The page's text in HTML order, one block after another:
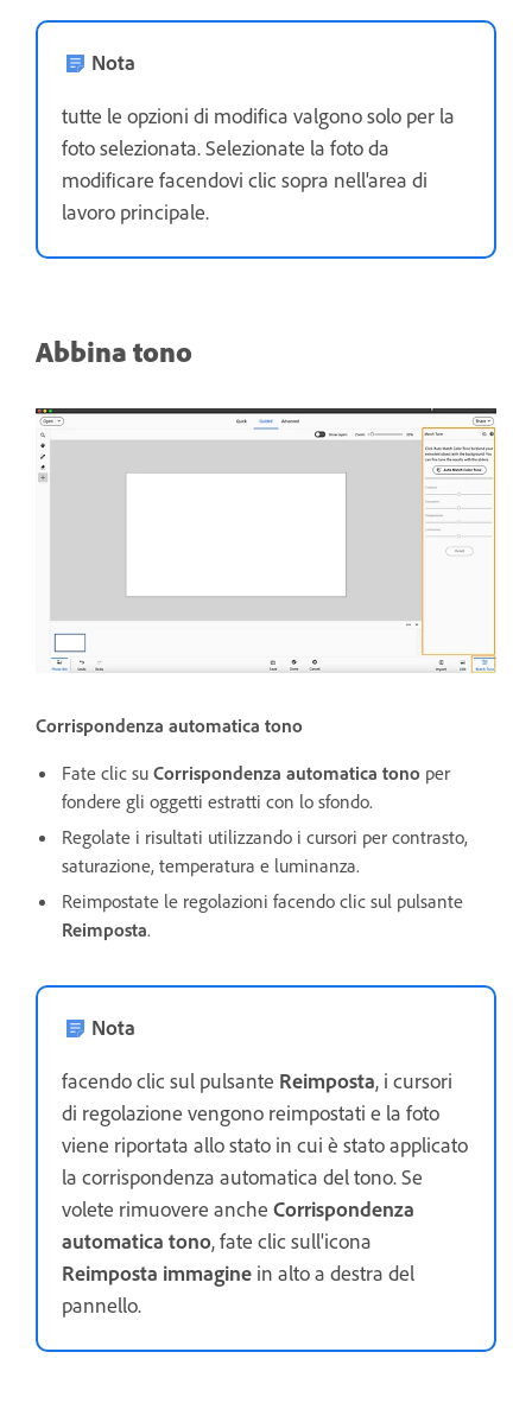
Nota
tutte le opzioni di modifica valgono solo per la
foto selezionata. Selezionate la foto da
modificare facendovi clic sopra nell'area di
lavoro principale.
Abbina tono
Corrispondenza automatica tono
Fate clic su Corrispondenza automatica tono per
fondere gli oggetti estratti con lo sfondo.
Regolate i risultati utilizzando i cursori per contrasto,
saturazione, temperatura e luminanza.
Reimpostate le regolazioni facendo clic sul pulsante
Reimposta.
Nota
facendo clic sul pulsante Reimposta, i cursori
di regolazione vengono reimpostati e la foto
viene riportata allo stato in cui è stato applicato
la corrispondenza automatica del tono. Se
volete rimuovere anche Corrispondenza
automatica tono, fate clic sull'icona
Reimposta immagine in alto a destra del
pannello.